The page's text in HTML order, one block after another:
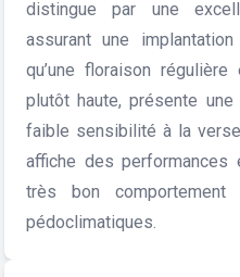
distingue par une
assurant une
qu’une floraison
plutôt haute, présente
faible sensibilité à la
affiche des
très bon comportement
pédoclimatiques.